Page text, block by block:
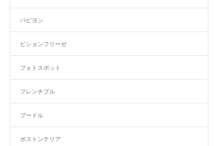
パピヨン
ビションフリーゼ
フォトスポット
フレンチブル
プードル
ボストンテリア